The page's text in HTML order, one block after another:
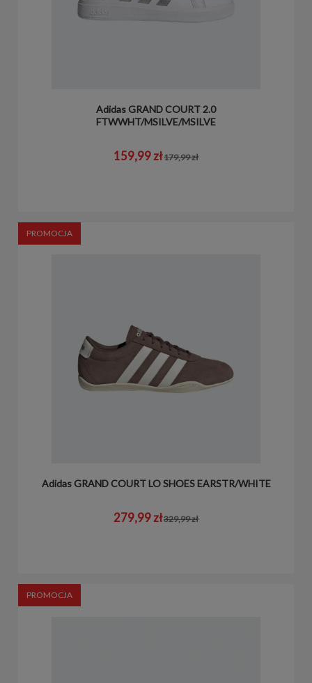
Adidas GRAND COURT 2.0
FTWWHT/MSILVE/MSILVE
159,99 zł179,99 zł
Adidas GRAND COURT LO SHOES EARSTR/WHITE
279,99 zł329,99 zł
PROMOCJA
PROMOCJA